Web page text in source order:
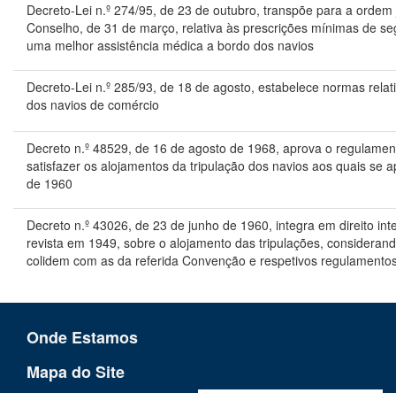
Decreto-Lei n.º 274/95, de 23 de outubro, transpõe para a
Conselho, de 31 de março, relativa às prescrições mínimas de
uma melhor assistência médica a bordo dos navios
Decreto-Lei n.º 285/93, de 18 de agosto, estabelece normas
dos navios de comércio
Decreto n.º 48529, de 16 de agosto de 1968, aprova o
satisfazer os alojamentos da tripulação dos navios aos quais se
de 1960
Decreto n.º 43026, de 23 de junho de 1960, integra em direito
revista em 1949, sobre o alojamento das tripulações,
colidem com as da referida Convenção e respetivos
Onde Estamos
Mapa do Site